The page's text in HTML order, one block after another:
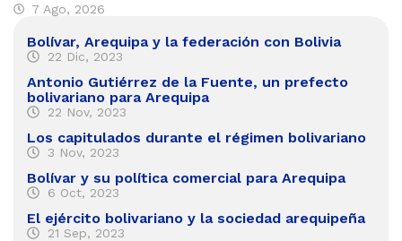
7 Ago, 2026
Bolívar, Arequipa y la federación con Bolivia
22 Dic, 2023
Antonio Gutiérrez de la Fuente, un prefecto
bolivariano para Arequipa
22 Nov, 2023
Los capitulados durante el régimen bolivariano
3 Nov, 2023
Bolívar y su política comercial para Arequipa
6 Oct, 2023
El ejército bolivariano y la sociedad arequipeña
21 Sep, 2023